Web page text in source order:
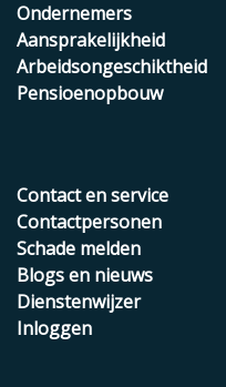
Ondernemers
Aansprakelijkheid
Arbeidsongeschiktheid
Pensioenopbouw
Contact en service
Contactpersonen
Schade melden
Blogs en nieuws
Dienstenwijzer
Inloggen